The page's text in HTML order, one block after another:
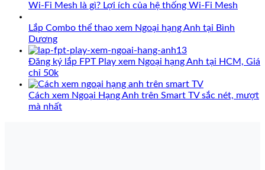
Wi-Fi Mesh là gì? Lợi ích của hệ thống Wi-Fi Mesh
Lắp Combo thể thao xem Ngoại hạng Anh tại Bình
Dương
Đăng ký lắp FPT Play xem Ngoại hạng Anh tại HCM, Giá
chỉ 50k
Cách xem Ngoại Hạng Anh trên Smart TV sắc nét, mượt
mà nhất